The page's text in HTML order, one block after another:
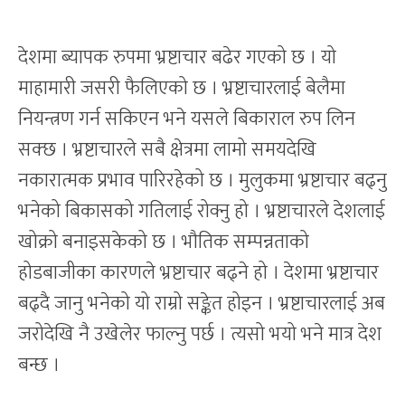
देशमा ब्यापक रुपमा भ्रष्टाचार बढेर गएको छ । यो
माहामारी जसरी फैलिएको छ । भ्रष्टाचारलाई बेलैमा
नियन्त्रण गर्न सकिएन भने यसले बिकाराल रुप लिन
सक्छ । भ्रष्टाचारले सबै क्षेत्रमा लामो समयदेखि
नकारात्मक प्रभाव पारिरहेको छ । मुलुकमा भ्रष्टाचार बढ्नु
भनेको बिकासको गतिलाई रोक्नु हो । भ्रष्टाचारले देशलाई
खोक्रो बनाइसकेको छ । भौतिक सम्पन्नताको
होडबाजीका कारणले भ्रष्टाचार बढ्ने हो । देशमा भ्रष्टाचार
बढ्दै जानु भनेको यो राम्रो सङ्केत होइन । भ्रष्टाचारलाई अब
जरोदेखि नै उखेलेर फाल्नु पर्छ । त्यसो भयो भने मात्र देश
बन्छ ।